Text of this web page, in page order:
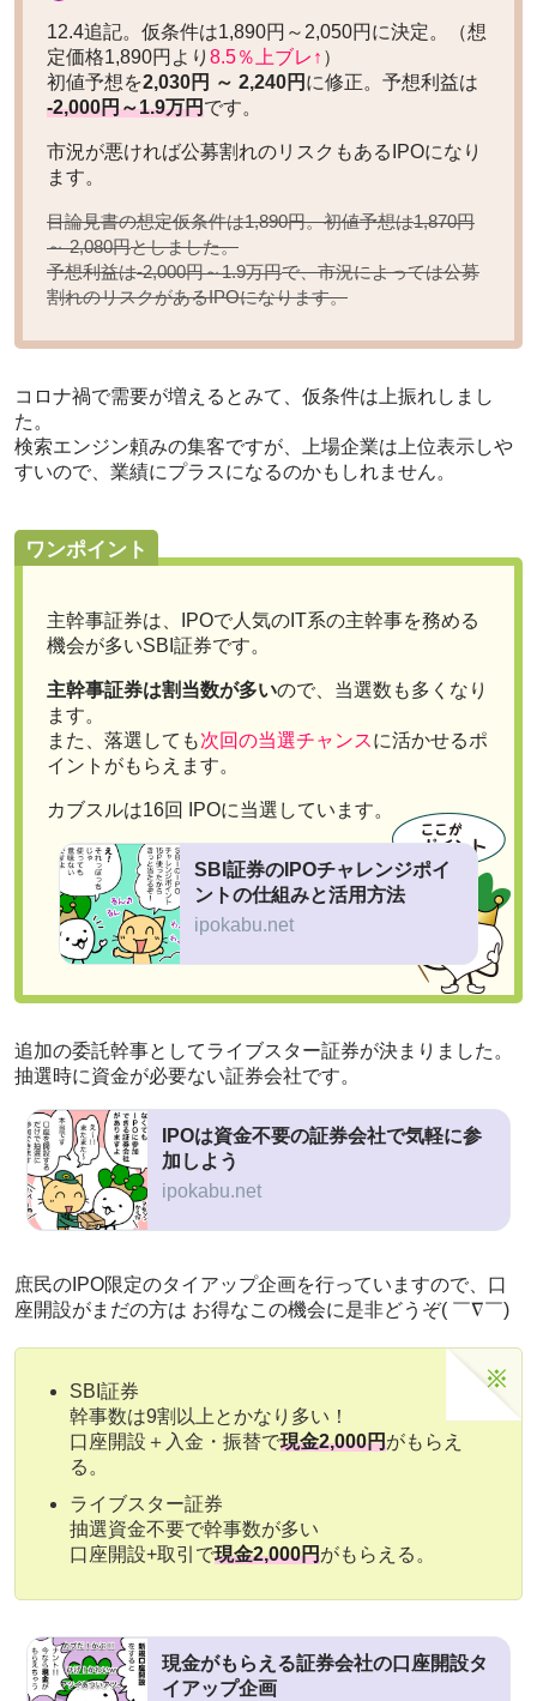
12.4追記。仮条件は1,890円～2,050円に決定。（想
定価格1,890円より 8.5％上ブレ↑ ）
初値予想を2,030円 ～ 2,240円 に修正。予想利益は
-2,000円～1.9万円です。
市況が悪ければ公募割れのリスクもあるIPOになり
ます。
目論見書の想定仮条件は1,890円。初値予想は1,870円
～ 2,080円としました。
予想利益は-2,000円～1.9万円で、市況によっては公募
割れのリスクがあるIPOになります。
コロナ禍で需要が増えるとみて、仮条件は上振れしまし
た。
検索エンジン頼みの集客ですが、上場企業は上位表示しや
すいので、業績にプラスになるのかもしれません。
ワンポイント
主幹事証券は、IPOで人気のIT系の主幹事を務める
機会が多いSBI証券です。
主幹事証券は割当数が多いので、当選数も多くなり
ます。
また、落選しても次回の当選チャンスに活かせるポ
イントがもらえます。
カブスルは16回 IPOに当選しています。
SBI証券のIPOチャレンジポイ
ントの仕組みと活用方法
ipokabu.net
追加の委託幹事としてライブスター証券が決まりました。
抽選時に資金が必要ない証券会社です。
IPOは資金不要の証券会社で気軽に参
加しよう
ipokabu.net
庶民のIPO限定のタイアップ企画を行っていますので、口
座開設がまだの方は お得なこの機会に是非どうぞ( ￣∇￣)
SBI証券
幹事数は9割以上とかなり多い！
口座開設＋入金・振替で現金2,000円がもらえ
る。
ライブスター証券
抽選資金不要で幹事数が多い
口座開設+取引で現金2,000円がもらえる。
現金がもらえる証券会社の口座開設タ
イアップ企画